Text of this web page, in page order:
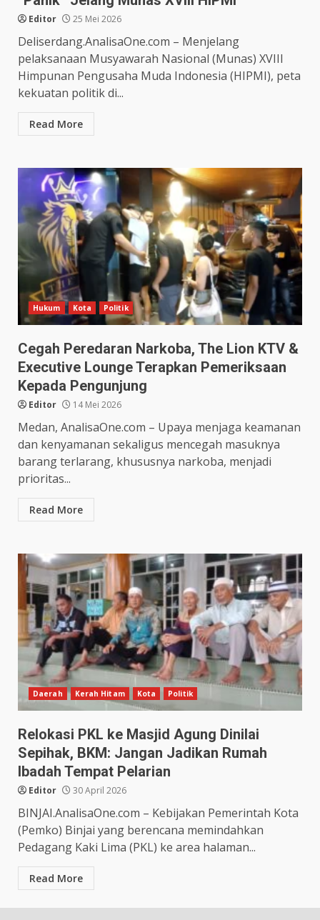
Editor 25 Mei 2026
Deliserdang.AnalisaOne.com – Menjelang
pelaksanaan Musyawarah Nasional (Munas) XVIII
Himpunan Pengusaha Muda Indonesia (HIPMI), peta
kekuatan politik di...
Read More
Hukum Kota Politik
Cegah Peredaran Narkoba, The Lion KTV &
Executive Lounge Terapkan Pemeriksaan
Kepada Pengunjung
Editor 14 Mei 2026
Medan, AnalisaOne.com – Upaya menjaga keamanan
dan kenyamanan sekaligus mencegah masuknya
barang terlarang, khususnya narkoba, menjadi
prioritas...
Read More
Daerah Kerah Hitam Kota Politik
Relokasi PKL ke Masjid Agung Dinilai
Sepihak, BKM: Jangan Jadikan Rumah
Ibadah Tempat Pelarian
Editor 30 April 2026
BINJAI.AnalisaOne.com – Kebijakan Pemerintah Kota
(Pemko) Binjai yang berencana memindahkan
Pedagang Kaki Lima (PKL) ke area halaman...
Read More